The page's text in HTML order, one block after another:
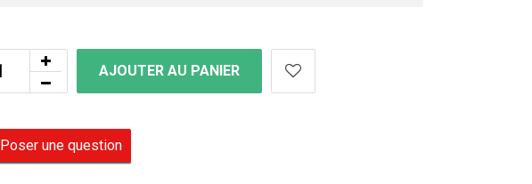
AJOUTER AU PANIER
Poser une question